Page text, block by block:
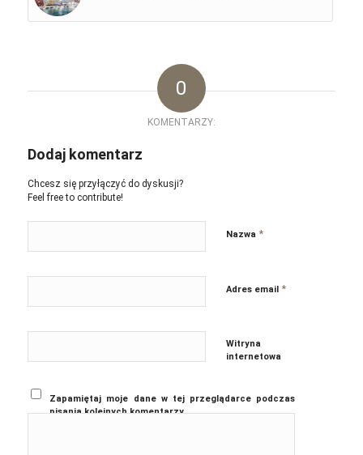
0
KOMENTARZY:
Dodaj komentarz
Chcesz się przyłączyć do dyskusji?
Feel free to contribute!
Nazwa *
Adres email *
Witryna
internetowa
Zapamiętaj moje dane w tej przeglądarce podczas
pisania kolejnych komentarzy.